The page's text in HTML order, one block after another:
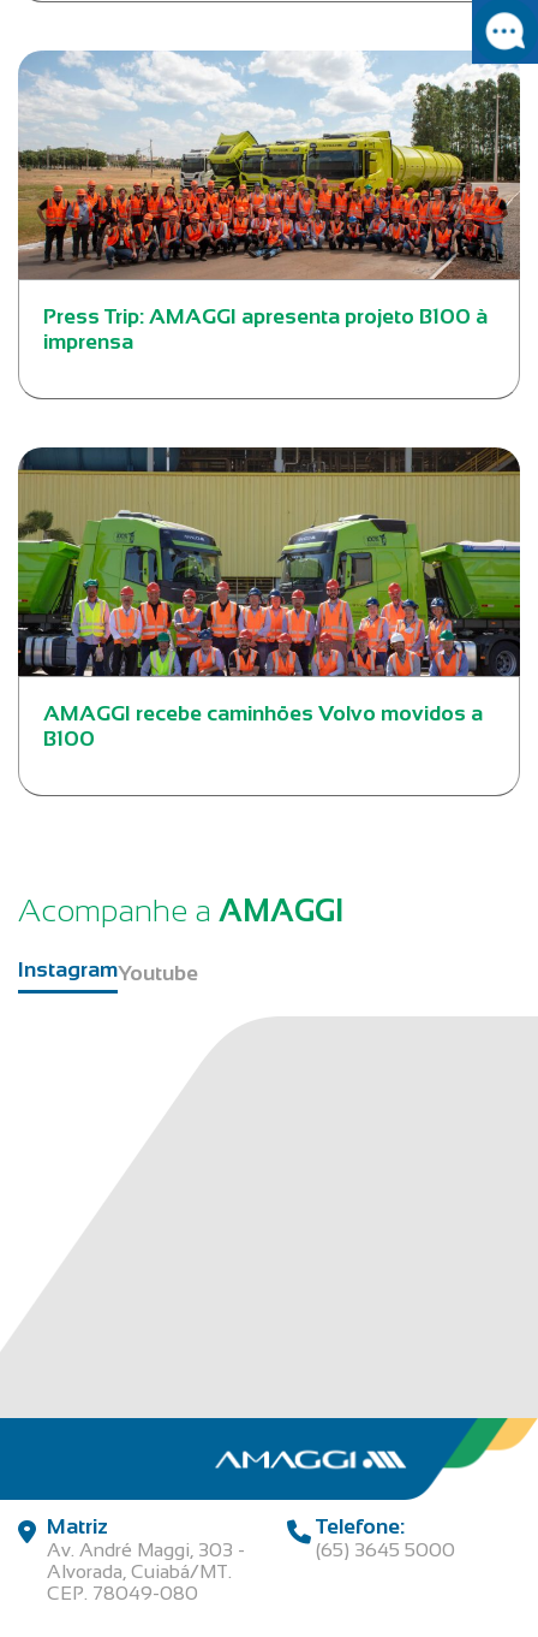
Press Trip: AMAGGI apresenta projeto B100 à
imprensa
AMAGGI recebe caminhões Volvo movidos a
B100
Acompanhe a AMAGGI
InstagramYoutube
Matriz
Av. André Maggi, 303 -
Alvorada, Cuiabá/MT.
CEP. 78049-080
Telefone:
(65) 3645 5000